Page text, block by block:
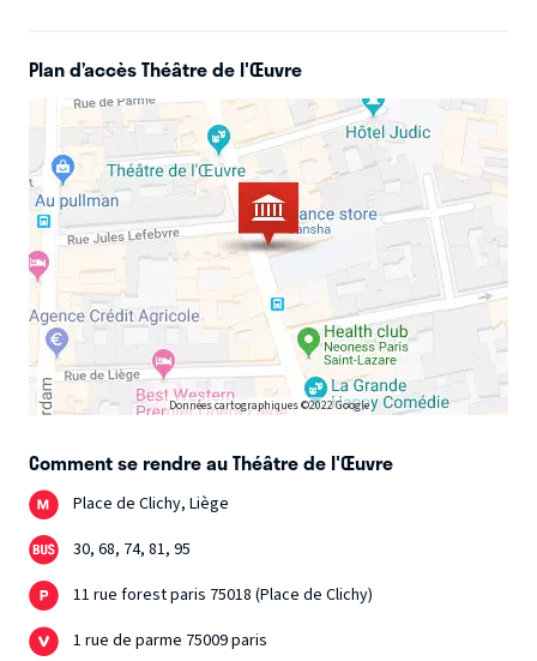
Plan d’accès Théâtre de l'Œuvre
Données cartographiques ©2022 Google
Comment se rendre au Théâtre de l'Œuvre
Place de Clichy, Liège
30, 68, 74, 81, 95
11 rue forest paris 75018 (Place de Clichy)
1 rue de parme 75009 paris